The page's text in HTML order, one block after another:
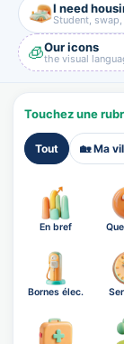
I need
Student,
🧊Our icons
the visual
Touchez une
Tout 🏡 Ma
En bref
Bornes élec.